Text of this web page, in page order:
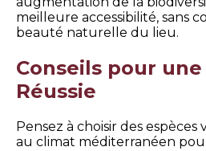
meilleure accessibilité, sans
beauté naturelle du lieu.
Conseils pour
Réussie
Pensez à choisir des
au climat méditerranéen